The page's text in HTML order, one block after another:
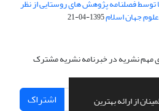
از ارائه بهترین
فصلنامه پژوهش های روستایی از نظر
جهان اسلام1395-04-21
مهم نشریه در خبرنامه نشریه مشترک
اشتراک